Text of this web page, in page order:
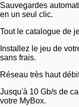
Sauvegardes
en un seul clic.
Tout le catalogue de
Installez le jeu de
sans frais.
Réseau très haut
Jusqu'à 10 Gb/s de
votre MyBox.